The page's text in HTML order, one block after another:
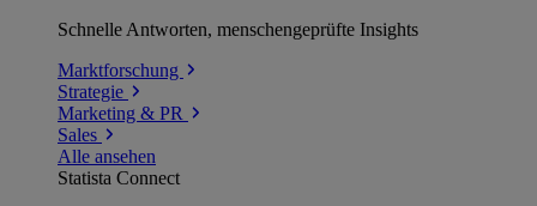
Schnelle Antworten, menschengeprüfte Insights
Marktforschung
Strategie
Marketing & PR
Sales
Alle ansehen
Statista Connect